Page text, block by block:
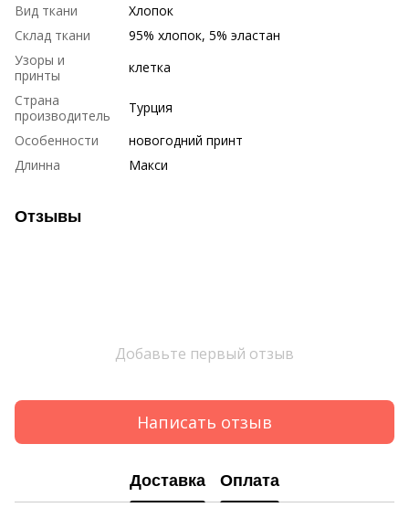
Вид ткани
Хлопок
Склад ткани
95% хлопок, 5% эластан
Узоры и
принты
клетка
Страна
производитель
Турция
Особенности
новогодний принт
Длинна
Макси
Отзывы
Добавьте первый отзыв
Написать отзыв
Доставка Оплата